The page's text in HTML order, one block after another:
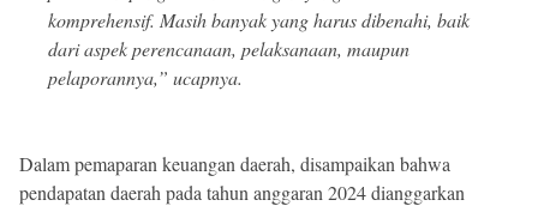
komprehensif. Masih banyak yang harus dibenahi, baik
dari aspek perencanaan, pelaksanaan, maupun
pelaporannya,” ucapnya.
Dalam pemaparan keuangan daerah, disampaikan bahwa
pendapatan daerah pada tahun anggaran 2024 dianggarkan